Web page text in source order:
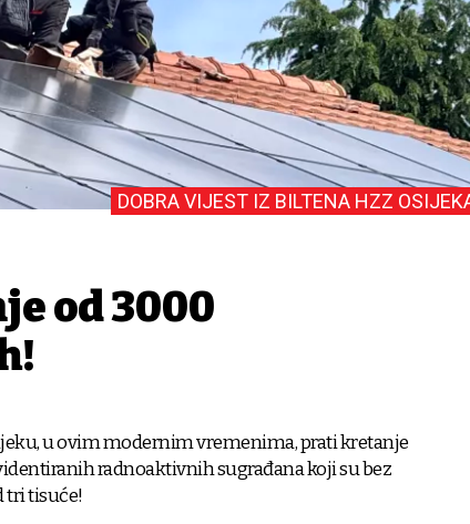
DOBRA VIJEST IZ BILTENA HZZ
od 3000
u ovim modernim vremenima, prati kretanje
radnoaktivnih sugrađana koji su bez
tri tisuće!